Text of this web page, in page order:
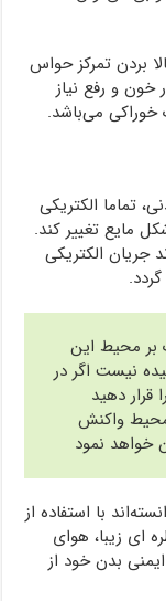
بردن تمرکز حواس
و رفع نیاز
می‌باشد.
تماما الکتریکی
مایع تغییر کند.
الکتریکی
بر محیط این
نیست اگر در
دهید
واکنش
خواهد نمود
با استفاده از
ای زیبا، هوای
بدن خود از